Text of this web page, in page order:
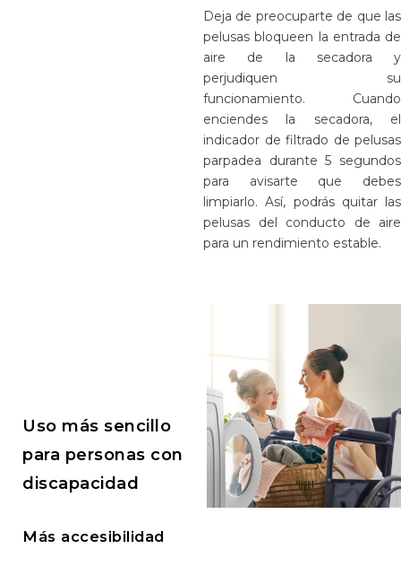
Deja de preocuparte de que las
pelusas bloqueen la entrada de
aire de la secadora y
perjudiquen su
funcionamiento. Cuando
enciendes la secadora, el
indicador de filtrado de pelusas
parpadea durante 5 segundos
para avisarte que debes
limpiarlo. Así, podrás quitar las
pelusas del conducto de aire
para un rendimiento estable.
Uso más sencillo
para personas con
discapacidad
Más accesibilidad